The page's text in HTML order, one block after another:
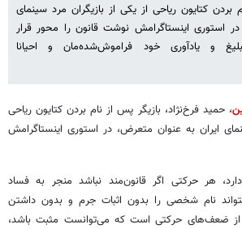
کتایون ریاحی از یکی از بازیگران مرد سینمای
استوری اینستاگرامش نوشت قانون را محور قرار
و یادآوری خود فراموش‌شده‌مان و احیانا
، حمید فرخ‌نژاد، بازیگر پس از نام بردن کتایون ریاحی
ایران به عنوان متعرض، در استوری اینستاگرامش
هر حرکتی اگر قانون‌مند نباشد منجر به فساد
نام شخصی را بدون اثبات جرم و بدون داشتن
از ضعف‌های حرکتی است که می‌توانست مثبت باشد،